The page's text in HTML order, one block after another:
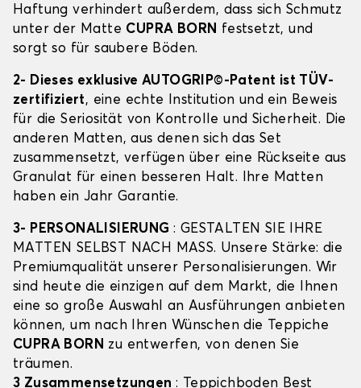
Haftung verhindert außerdem, dass sich Schmutz
unter der Matte CUPRA BORN festsetzt, und
sorgt so für saubere Böden.
2- Dieses exklusive AUTOGRIP©-Patent ist TÜV-
zertifiziert, eine echte Institution und ein Beweis
für die Seriosität von Kontrolle und Sicherheit. Die
anderen Matten, aus denen sich das Set
zusammensetzt, verfügen über eine Rückseite aus
Granulat für einen besseren Halt. Ihre Matten
haben ein Jahr Garantie.
3- PERSONALISIERUNG : GESTALTEN SIE IHRE
MATTEN SELBST NACH MASS. Unsere Stärke: die
Premiumqualität unserer Personalisierungen. Wir
sind heute die einzigen auf dem Markt, die Ihnen
eine so große Auswahl an Ausführungen anbieten
können, um nach Ihren Wünschen die Teppiche
CUPRA BORN zu entwerfen, von denen Sie
träumen.
3 Zusammensetzungen : Teppichboden Best